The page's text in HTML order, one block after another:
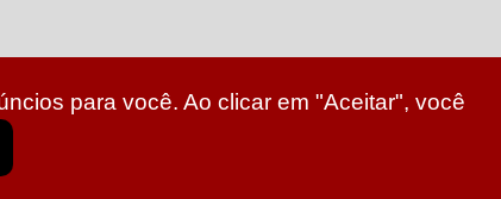
para você. Ao clicar em "Aceitar", você